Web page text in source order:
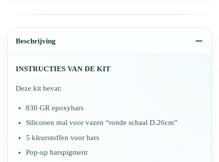
Beschrijving
INSTRUCTIES VAN DE KIT
Deze kit bevat:
830 GR epoxyhars
Siliconen mal voor vazen “ronde schaal D.26cm”
5 kleurstoffen voor hars
Pop-up harspigment